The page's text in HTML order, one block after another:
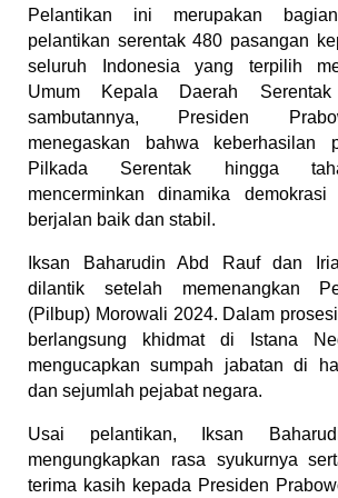
Pelantikan ini merupakan
pelantikan serentak 480 pasangan
seluruh Indonesia yang terpilih
Umum Kepala Daerah
sambutannya, Presiden
menegaskan bahwa keberhasilan
Pilkada Serentak hingga
mencerminkan dinamika
berjalan baik dan stabil.
Iksan Baharudin Abd Rauf dan
dilantik setelah memenangkan
(Pilbup) Morowali 2024. Dalam
berlangsung khidmat di Istana
mengucapkan sumpah jabatan di
dan sejumlah pejabat negara.
Usai pelantikan, Iksan
mengungkapkan rasa syukurnya
terima kasih kepada Presiden